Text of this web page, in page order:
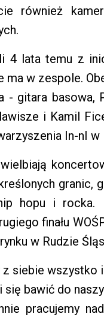
również
4 lata temu z
ma w zespole.
- gitara basowa,
i Kamil
In-nI w
granic,
hopu i rocka.
finału
w Rudzie
siebie wszystko
bawić do
pracujemy